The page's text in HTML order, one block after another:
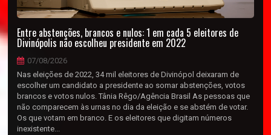
Entre abstenções, brancos e nulos: 1 em cada 5 eleitores de
Divinópolis não escolheu presidente em 2022
07/08/2026
Nas eleições de 2022, 34 mil eleitores de Divinópol deixaram de
escolher um candidato a presidente ao somar abstenções, votos
brancos e votos nulos. Tânia Rêgo/Agência Brasil As pessoas que
não comparecem às urnas no dia da eleição e se abstém de votar.
Os que votam em branco. E os eleitores que digitam números
inexistente...